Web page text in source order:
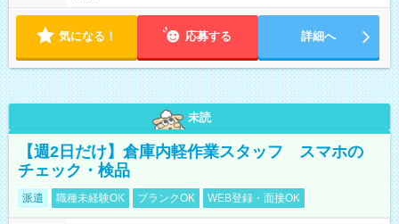
気になる！ 応募する 詳細へ
未読
【週2日だけ】倉庫内軽作業スタッフ スマホの
チェック・検品
派遣 職種未経験OK ブランクOK WEB登録・面接OK